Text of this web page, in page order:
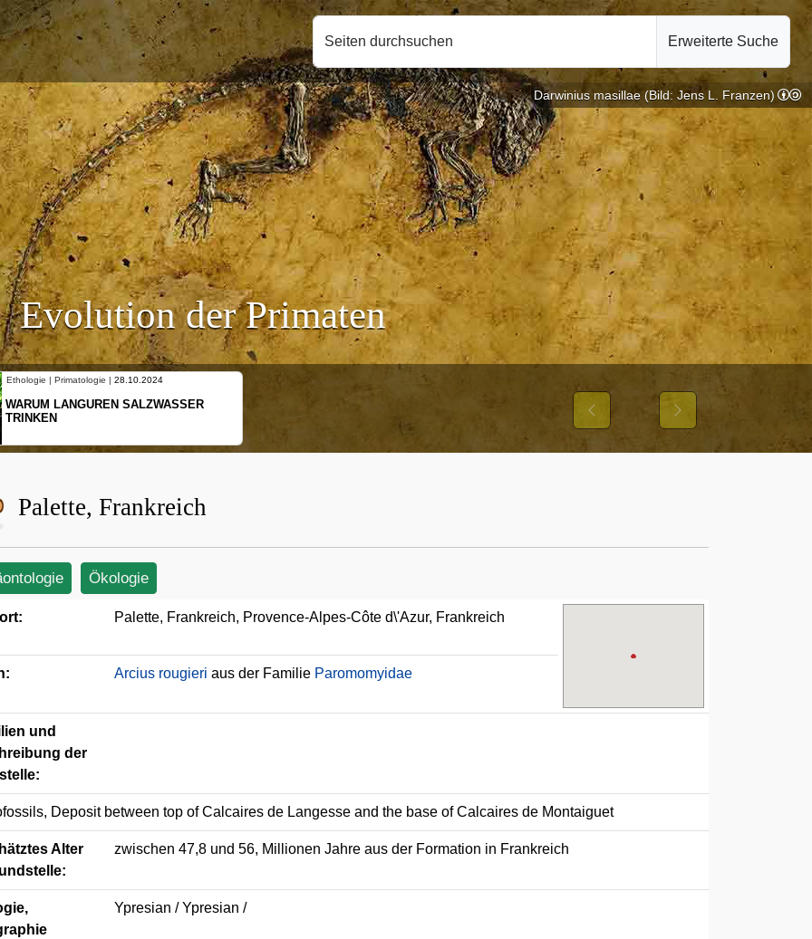
Seiten durchsuchen Erweiterte Suche
Evolution der Primaten
Ethologie | Primatologie |
NEUES VON WEIBLICHEN
Previous Next
Darwinius masillae (Bild: Jens L. Franzen)
Palette, Frankreich
Ökologie
Palette, Frankreich, Provence-Alpes-Côte d\'Azur, Frankreich
Arcius rougieri aus der Familie Paromomyidae
und
der
Deposit between top of Calcaires de Langesse and the base of Calcaires de Montaiguet
Alter
zwischen 47,8 und 56, Millionen Jahre aus der Formation in Frankreich
Ypresian / Ypresian /